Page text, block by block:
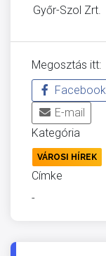
Győr-Szol Zrt.
Megosztás itt:
Facebook
E-mail
Kategória
VÁROSI HÍREK
Címke
-